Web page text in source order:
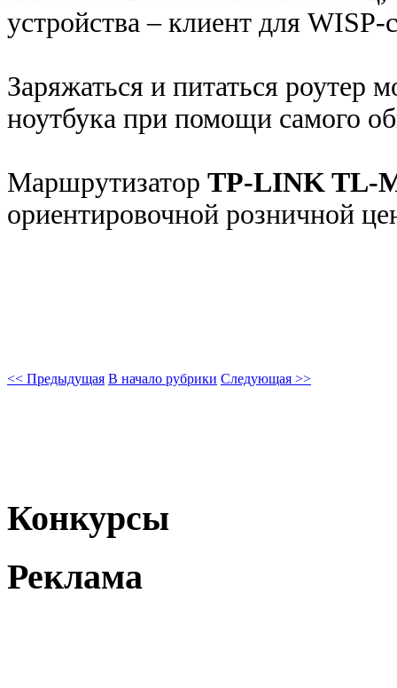
устройства – клиент для WISP-
Заряжаться и питаться роутер
ноутбука при помощи самого
Маршрутизатор TP-LINK TL-
ориентировочной розничной
<< Предыдущая В начало рубрики Следующая >>
Конкурсы
Реклама